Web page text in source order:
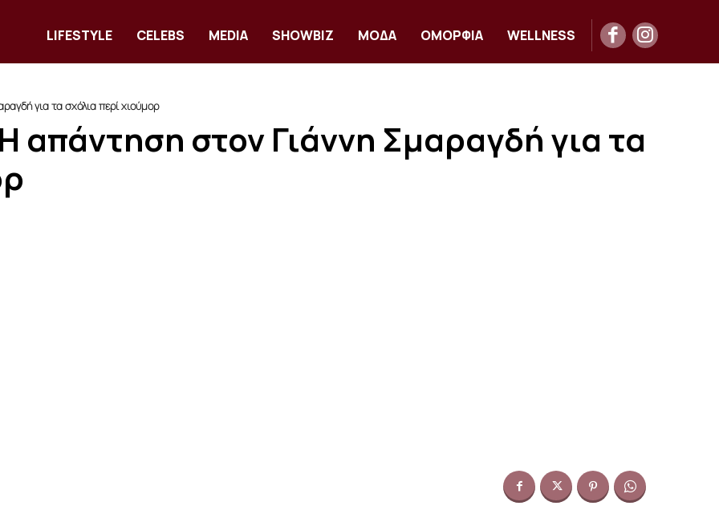
LIFESTYLE CELEBS MEDIA SHOWBIZ ΜΟΔΑ ΟΜΟΡΦΙΑ WELLNESS
για τα σχόλια περί χιούμορ
απάντηση στον Γιάννη Σμαραγδή για τα